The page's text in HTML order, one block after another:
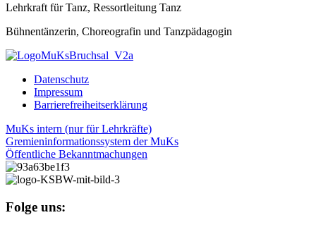
Lehrkraft für Tanz, Ressortleitung Tanz
Bühnentänzerin, Choreografin und Tanzpädagogin
Datenschutz
Impressum
Barrierefreiheitserklärung
MuKs intern (nur für Lehrkräfte)
Gremieninformationssystem der MuKs
Öffentliche Bekanntmachungen
Folge uns: